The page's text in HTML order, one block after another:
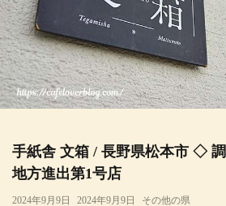
手紙舎 文箱 / 長野県松本市 ◇
地方進出第1号店
2024年9月9日 2024年9月9日 その他の県